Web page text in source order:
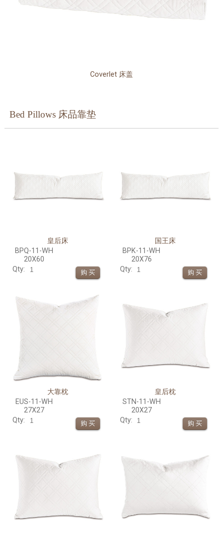
Coverlet 床盖
Bed Pillows 床品靠垫
皇后床
BPQ-11-WH
20X60
Qty:
国王床
BPK-11-WH
20X76
Qty:
大靠枕
EUS-11-WH
27X27
Qty:
皇后枕
STN-11-WH
20X27
Qty: